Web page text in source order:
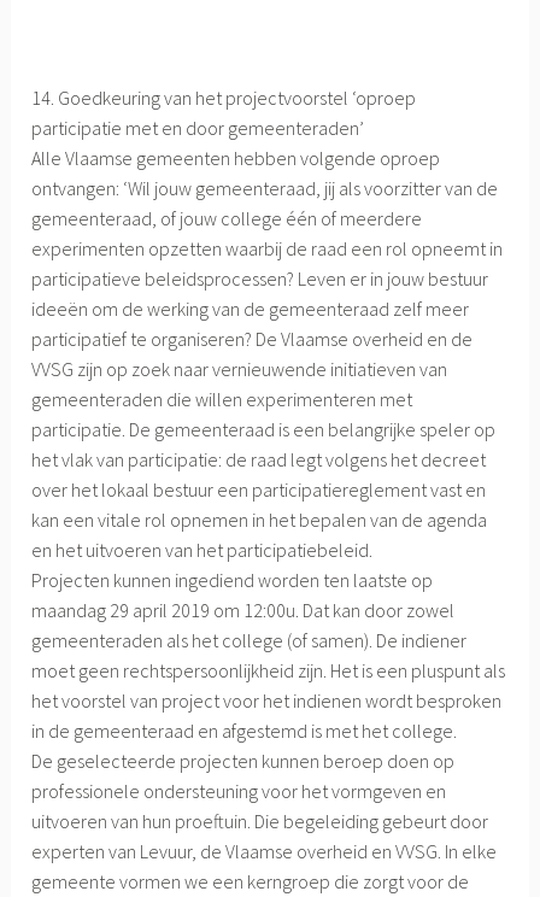
14. Goedkeuring van het projectvoorstel ‘oproep
participatie met en door gemeenteraden’
Alle Vlaamse gemeenten hebben volgende oproep
ontvangen: ‘Wil jouw gemeenteraad, jij als voorzitter van de
gemeenteraad, of jouw college één of meerdere
experimenten opzetten waarbij de raad een rol opneemt in
participatieve beleidsprocessen? Leven er in jouw bestuur
ideeën om de werking van de gemeenteraad zelf meer
participatief te organiseren? De Vlaamse overheid en de
VVSG zijn op zoek naar vernieuwende initiatieven van
gemeenteraden die willen experimenteren met
participatie. De gemeenteraad is een belangrijke speler op
het vlak van participatie: de raad legt volgens het decreet
over het lokaal bestuur een participatiereglement vast en
kan een vitale rol opnemen in het bepalen van de agenda
en het uitvoeren van het participatiebeleid.
Projecten kunnen ingediend worden ten laatste op
maandag 29 april 2019 om 12:00u. Dat kan door zowel
gemeenteraden als het college (of samen). De indiener
moet geen rechtspersoonlijkheid zijn. Het is een pluspunt als
het voorstel van project voor het indienen wordt besproken
in de gemeenteraad en afgestemd is met het college.
De geselecteerde projecten kunnen beroep doen op
professionele ondersteuning voor het vormgeven en
uitvoeren van hun proeftuin. Die begeleiding gebeurt door
experten van Levuur, de Vlaamse overheid en VVSG. In elke
gemeente vormen we een kerngroep die zorgt voor de